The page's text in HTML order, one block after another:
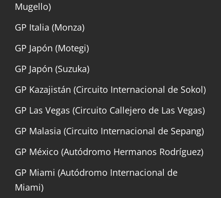
Mugello)
GP Italia (Monza)
GP Japón (Motegi)
GP Japón (Suzuka)
GP Kazajistán (Circuito Internacional de Sokol)
GP Las Vegas (Circuito Callejero de Las Vegas)
GP Malasia (Circuito Internacional de Sepang)
GP México (Autódromo Hermanos Rodríguez)
GP Miami (Autódromo Internacional de
Miami)